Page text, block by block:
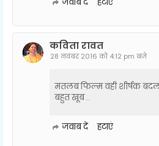
कविता रावत
28 नवंबर 2016 को 4:12 pm बजे
मतलब फिल्म वही शीर्षक बदल
बहुत खूब ..
जवाब दें हटाएं